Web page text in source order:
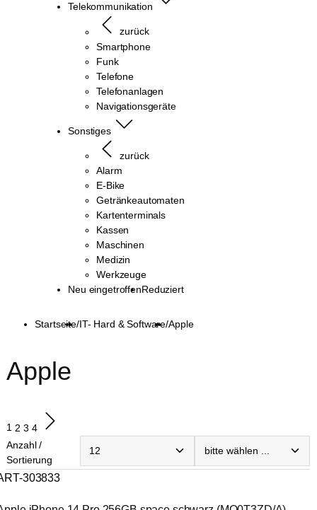
Telekommunikation
zurück
Smartphone
Funk
Telefone
Telefonanlagen
Navigationsgeräte
Sonstiges
zurück
Alarm
E-Bike
Getränkeautomaten
Kartenterminals
Kassen
Maschinen
Medizin
Werkzeuge
Neu eingetroffenReduziert
Startseite/IT- Hard & Software/Apple
Apple
1 2 3 4
Anzahl /
Sortierung
303833